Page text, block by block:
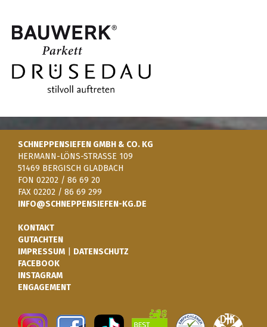
SCHNEPPENSIEFEN GMBH & CO. KG
HERMANN-LÖNS-STRASSE 109
51469 BERGISCH GLADBACH
FON 02202 / 86 69 20
FAX 02202 / 86 69 299
INFO@SCHNEPPENSIEFEN-KG.DE
KONTAKT
GUTACHTEN
IMPRESSUM
DATENSCHUTZ
FACEBOOK
INSTAGRAM
ENGAGEMENT